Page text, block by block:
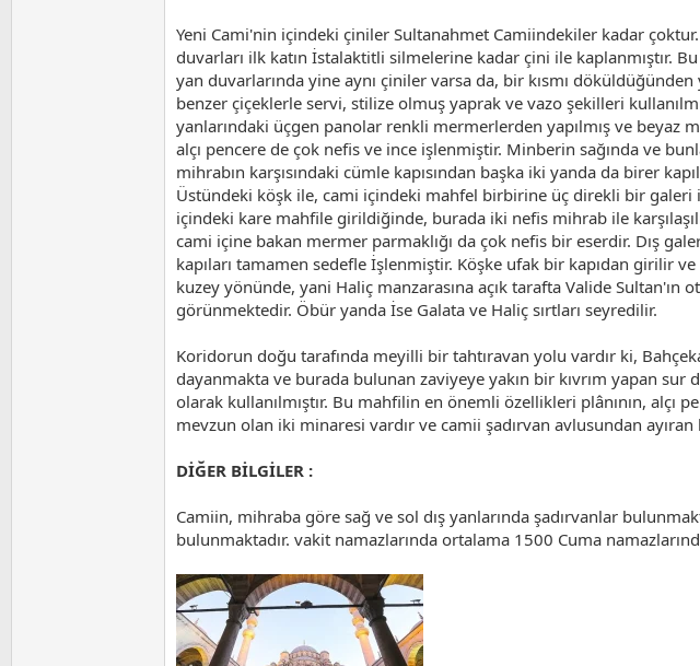
Yeni Cami'nin içindeki çiniler Sultanahmet Camiindekiler kadar
duvarları ilk katın İstalaktitli silmelerine kadar çini ile kaplanmıştır.
yan duvarlarında yine aynı çiniler varsa da, bir kısmı
benzer çiçeklerle servi, stilize olmuş yaprak ve vazo şekilleri
yanlarındaki üçgen panolar renkli mermerlerden yapılmış ve beyaz
alçı pencere de çok nefis ve ince işlenmiştir. Minberin sağında ve
mihrabın karşısındaki cümle kapısından başka iki yanda da birer
Üstündeki köşk ile, cami içindeki mahfel birbirine üç direkli bir galeri
içindeki kare mahfile girildiğinde, burada iki nefis mihrab ile
cami içine bakan mermer parmaklığı da çok nefis bir eserdir. Dış
kapıları tamamen sedefle İşlenmiştir. Köşke ufak bir kapıdan girilir
kuzey yönünde, yani Haliç manzarasına açık tarafta Valide
görünmektedir. Öbür yanda İse Galata ve Haliç sırtları seyredilir.
Koridorun doğu tarafında meyilli bir tahtıravan yolu vardır ki,
dayanmakta ve burada bulunan zaviyeye yakın bir kıvrım yapan
olarak kullanılmıştır. Bu mahfilin en önemli özellikleri plânının, alçı
mevzun olan iki minaresi vardır ve camii şadırvan avlusundan
DİĞER BİLGİLER :
Camiin, mihraba göre sağ ve sol dış yanlarında şadırvanlar
bulunmaktadır. vakit namazlarında ortalama 1500 Cuma